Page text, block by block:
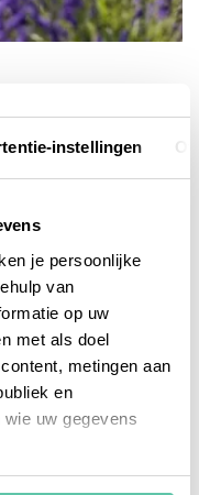
instellingen
je persoonlijke
van
op uw
met als doel
metingen aan
en
uw gegevens